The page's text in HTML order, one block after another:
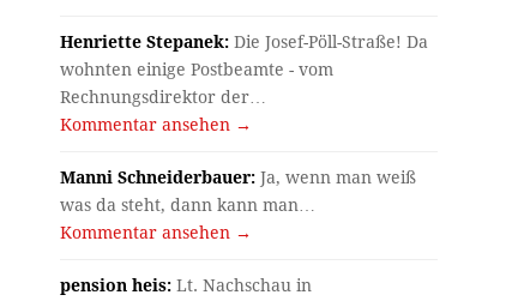
Henriette Stepanek: Die Josef-Pöll-Straße! Da
wohnten einige Postbeamte - vom
Rechnungsdirektor der…
Kommentar ansehen →
Manni Schneiderbauer: Ja, wenn man weiß
was da steht, dann kann man…
Kommentar ansehen →
pension heis: Lt. Nachschau in